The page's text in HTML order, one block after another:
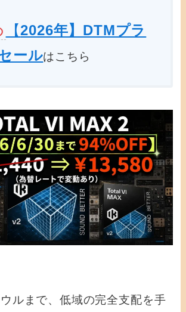
【2026年】DTMプラ
ールはこちら
ルまで、低域の完全支配を手